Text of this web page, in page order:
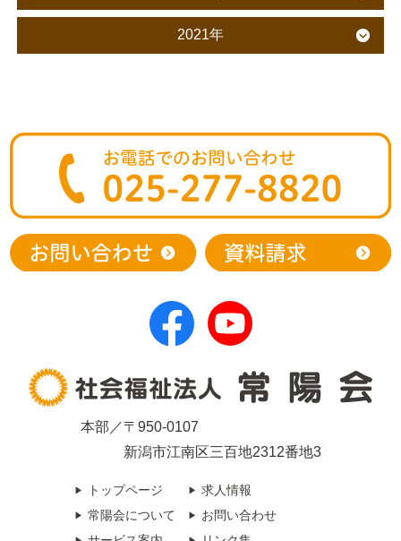
2021年
本部／〒950-0107
新潟市江南区三百地2312番地3
トップページ
常陽会について
求人情報
お問い合わせ